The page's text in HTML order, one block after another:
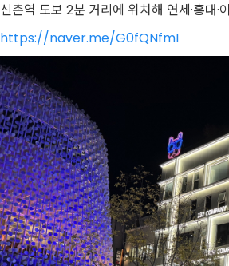
신촌역 도보 2분 거리에 위치해 연세·홍대
https://naver.me/G0fQNfmI